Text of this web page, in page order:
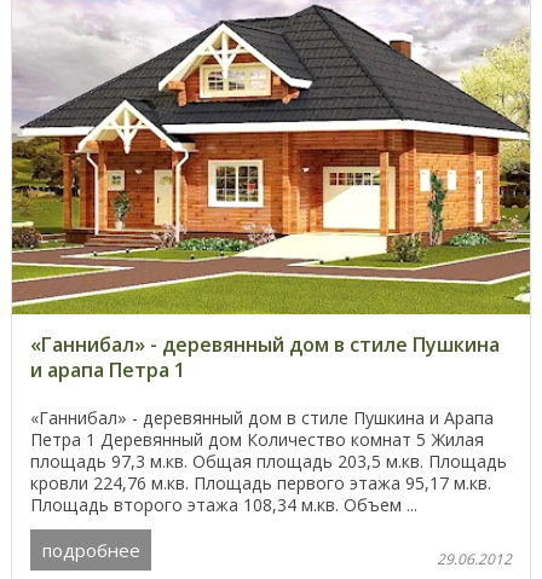
«Ганнибал» - деревянный дом в стиле Пушкина
и арапа Петра 1
«Ганнибал» - деревянный дом в стиле Пушкина и Арапа
Петра 1 Деревянный дом Количество комнат 5 Жилая
площадь 97,3 м.кв. Общая площадь 203,5 м.кв. Площадь
кровли 224,76 м.кв. Площадь первого этажа 95,17 м.кв.
Площадь второго этажа 108,34 м.кв. Объем ...
подробнее 29.06.2012